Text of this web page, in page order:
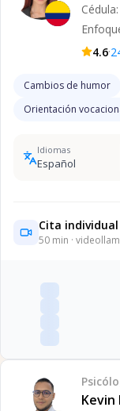
Cédula:
4.6·
Cambios de humor
Orientación
Idiomas
Español
Cita individual
50 min ·
Kevin